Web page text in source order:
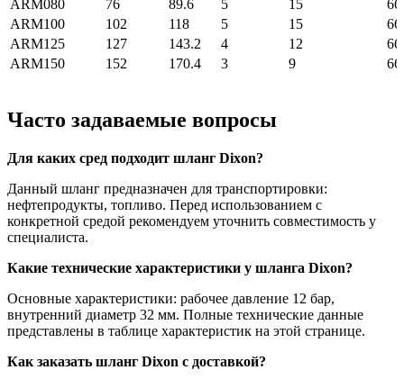
ARM080
76 89.6 5 15
ARM100
102 118 5 15
ARM125
127 143.2 4 12
ARM150
152 170.4 3 9
Часто задаваемые вопросы
Для каких сред подходит шланг Dixon?
Данный шланг предназначен для транспортировки:
нефтепродукты, топливо. Перед использованием с
конкретной средой рекомендуем уточнить совместимость у
специалиста.
Какие технические характеристики у шланга Dixon?
Основные характеристики: рабочее давление 12 бар,
внутренний диаметр 32 мм. Полные технические данные
представлены в таблице характеристик на этой странице.
Как заказать шланг Dixon с доставкой?